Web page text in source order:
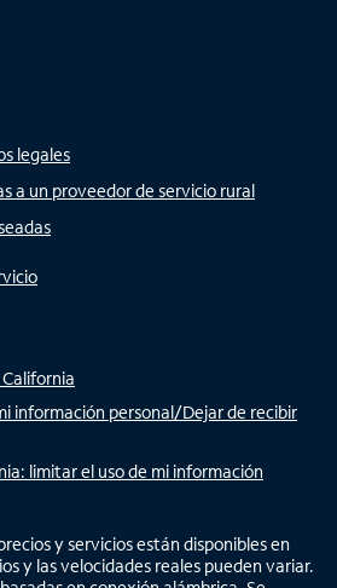
legales
a un proveedor de servicio rural
información personal/Dejar de recibir
limitar el uso de mi información
y servicios están disponibles en
y las velocidades reales pueden variar.